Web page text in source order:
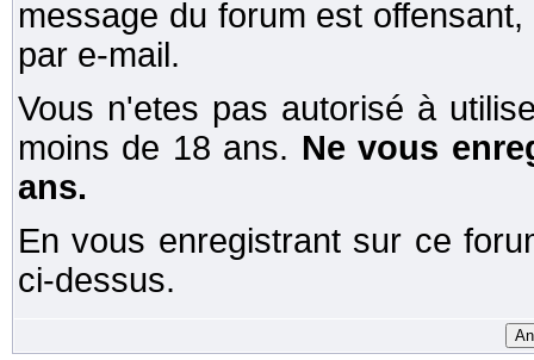
message du forum est
par e-mail.
Vous n'etes pas autorisé à
moins de 18 ans. Ne vous
ans.
En vous enregistrant sur ce
ci-dessus.